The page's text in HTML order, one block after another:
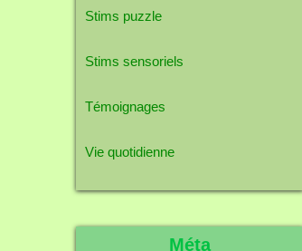
Stims puzzle
Stims sensoriels
Témoignages
Vie quotidienne
Méta